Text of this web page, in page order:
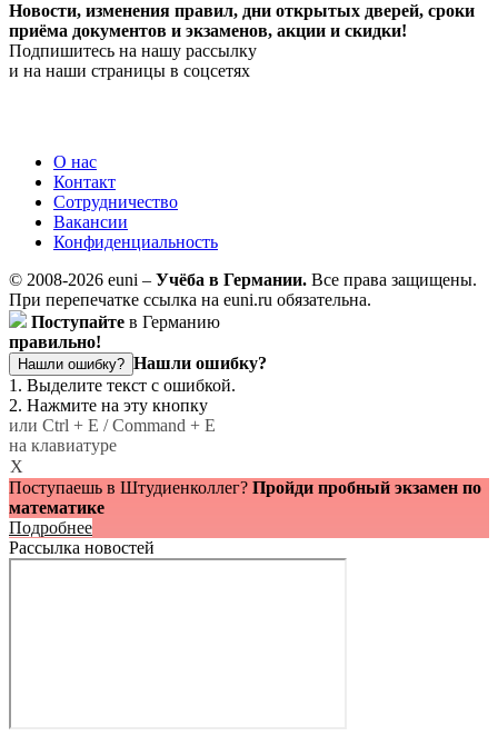
Новости, изменения правил, дни открытых дверей, сроки
приёма документов и экзаменов, акции и скидки!
Подпишитесь на нашу рассылку
и на наши страницы в соцсетях
О нас
Контакт
Сотрудничество
Вакансии
Конфиденциальность
© 2008-2026 euni – Учёба в Германии. Все права защищены.
При перепечатке ссылка на euni.ru обязательна.
Поступайте в Германию
правильно!
Нашли ошибку? Нашли ошибку?
1. Выделите текст с ошибкой.
2. Нажмите на эту кнопку
или Ctrl + E / Command + E
на клавиатуре
X
Поступаешь в Штудиенколлег? Пройди пробный экзамен по
математике
Подробнее
Рассылка новостей